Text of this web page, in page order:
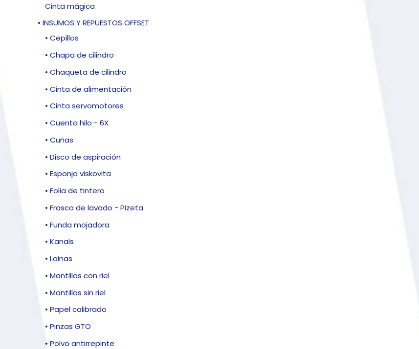
Cinta mágica
• INSUMOS Y REPUESTOS OFFSET
• Cepillos
• Chapa de cilindro
• Chaqueta de cilindro
• Cinta de alimentación
• Cinta servomotores
• Cuenta hilo - 6X
• Cuñas
• Disco de aspiración
• Esponja viskovita
• Folia de tintero
• Frasco de lavado - Pizeta
• Funda mojadora
• Kanals
• Lainas
• Mantillas con riel
• Mantillas sin riel
• Papel calibrado
• Pinzas GTO
• Polvo antirrepinte